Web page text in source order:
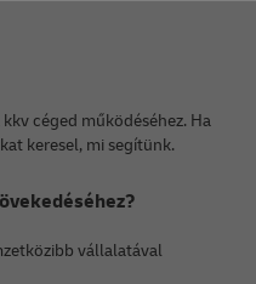
céged működéséhez. Ha
keresel, mi segítünk.
vállalatával